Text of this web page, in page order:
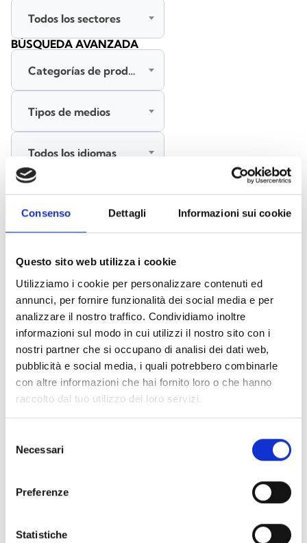
Consenso Dettagli Informazioni sui cookie
Questo sito web utilizza i cookie
Utilizziamo i cookie per personalizzare contenuti ed
annunci, per fornire funzionalità dei social media e per
analizzare il nostro traffico. Condividiamo inoltre
informazioni sul modo in cui utilizzi il nostro sito con i
nostri partner che si occupano di analisi dei dati web,
pubblicità e social media, i quali potrebbero combinarle
con altre informazioni che hai fornito loro o che hanno
raccolto dal tuo utilizzo dei loro servizi.
delNecessari
Preferenze
Statistiche
Accesorios bases EB00 - Materiales(47)
Accesorios para la prueba de detectores - Materiales
Accesorios para detectores Enea - Materiales (35)
Accesorios Senseware
Accesorios de la serie Industrial (17)
Seleccionar todo
Inicia sesión antes de descargar los contenidos con el
iconolock
Todos los sectores
BÚSQUEDA AVANZADA
Categorías de productos
Tipos de medios
Todos los idiomas
BUSCAR
BORRAR FILTROS